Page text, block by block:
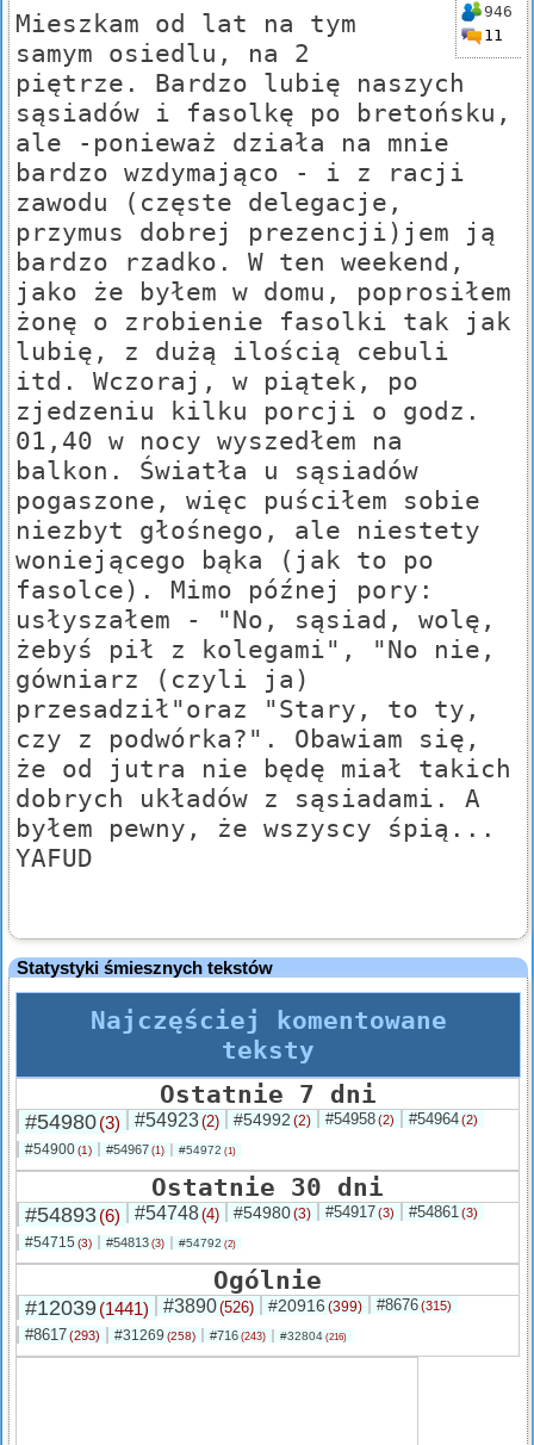
946
11
Mieszkam od lat na tym
samym osiedlu, na 2
piętrze. Bardzo lubię naszych
sąsiadów i fasolkę po bretońsku,
ale -ponieważ działa na mnie
bardzo wzdymająco - i z racji
zawodu (częste delegacje,
przymus dobrej prezencji)jem ją
bardzo rzadko. W ten weekend,
jako że byłem w domu, poprosiłem
żonę o zrobienie fasolki tak jak
lubię, z dużą ilością cebuli
itd. Wczoraj, w piątek, po
zjedzeniu kilku porcji o godz.
01,40 w nocy wyszedłem na
balkon. Światła u sąsiadów
pogaszone, więc puściłem sobie
niezbyt głośnego, ale niestety
woniejącego bąka (jak to po
fasolce). Mimo późnej pory:
usłyszałem - "No, sąsiad, wolę,
żebyś pił z kolegami", "No nie,
gówniarz (czyli ja)
przesadził"oraz "Stary, to ty,
czy z podwórka?". Obawiam się,
że od jutra nie będę miał takich
dobrych układów z sąsiadami. A
byłem pewny, że wszyscy śpią...
YAFUD
Statystyki śmiesznych tekstów
Najczęściej komentowane
teksty
Ostatnie 7 dni
#54980(3) #54923(2) #54992 (2) #54958(2) #54964(2)
#54900(1) #54967 (1) #54972 (1)
Ostatnie 30 dni
#54893(6) #54748(4) #54980(3) #54917(3) #54861(3)
#54715 (3) #54813 (3) #54792 (2)
Ogólnie
#12039(1441) #3890(526) #20916 (399) #8676(315)
#8617(293) #31269 (258) #716 (243) #32804 (216)